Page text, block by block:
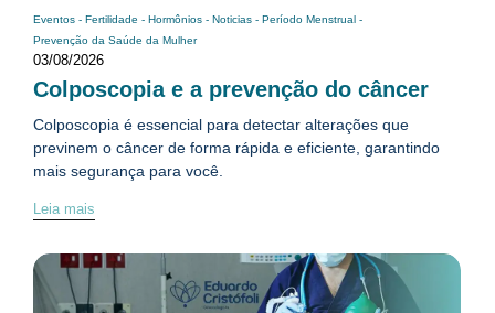
Eventos - Fertilidade - Hormônios - Noticias - Período Menstrual -
Prevenção da Saúde da Mulher
03/08/2026
Colposcopia e a prevenção do câncer
Colposcopia é essencial para detectar alterações que
previnem o câncer de forma rápida e eficiente, garantindo
mais segurança para você.
Leia mais